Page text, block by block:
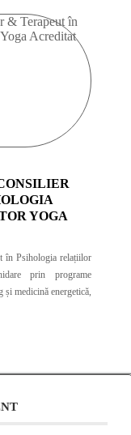
YOGA
în Psihologia relațiilor
prin programe
medicină energetică,